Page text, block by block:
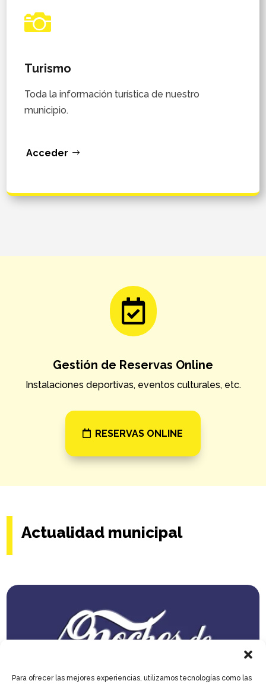
Para ofrecer las mejores experiencias, utilizamos tecnologías como las

Turismo
Toda la información turística de nuestro
municipio.
Acceder

Gestión de Reservas Online
Instalaciones deportivas, eventos culturales, etc.
RESERVAS ONLINE
Actualidad municipal